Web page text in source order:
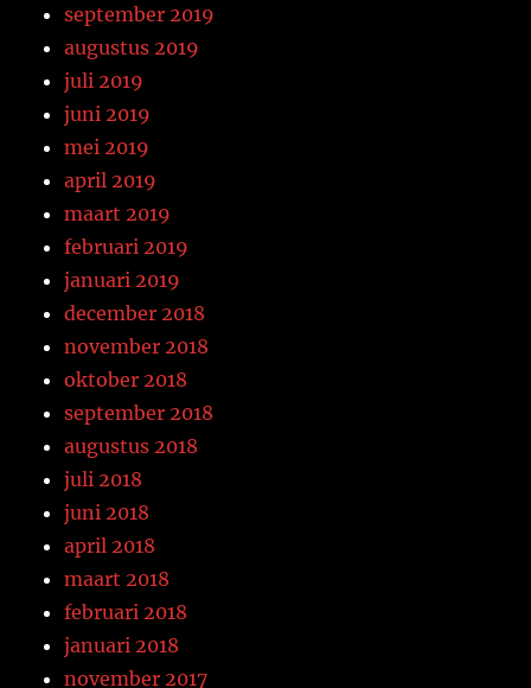
september 2019
augustus 2019
juli 2019
juni 2019
mei 2019
april 2019
maart 2019
februari 2019
januari 2019
december 2018
november 2018
oktober 2018
september 2018
augustus 2018
juli 2018
juni 2018
april 2018
maart 2018
februari 2018
januari 2018
november 2017